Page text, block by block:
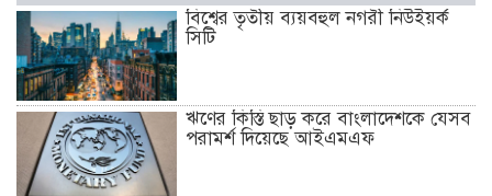
বিশ্বের তৃতীয় ব্যয়বহুল নগরী নিউইয়র্ক
সিটি
ঋণের কিস্তি ছাড় করে বাংলাদেশকে যেসব
পরামর্শ দিয়েছে আইএমএফ